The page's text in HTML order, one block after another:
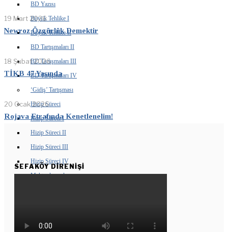
BD Yazısı
Büyük Tehlike I
Büyük Tehlike II
BD Tartışmaları II
BD Tartışmaları III
BD Tartışmaları IV
‘Gidiş’ Tartışması
Hizip Süreci
Hizip Süreci I
Hizip Süreci II
Hizip Süreci III
Hizip Süreci IV
Mektuplaşmalar
19 Mart 2026
Newroz Özgürlük Demektir
18 Şubat 2026
TİKB 47 Yaşında
20 Ocak 2026
Rojava Etrafında Kenetlenelim!
SEFAKÖY DIRENIŞI